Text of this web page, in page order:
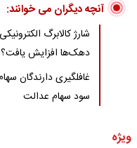
آنچه دیگران می خوانند:
دهک‌ها افزایش یافت؟
سود سهام عدالت
ویژه